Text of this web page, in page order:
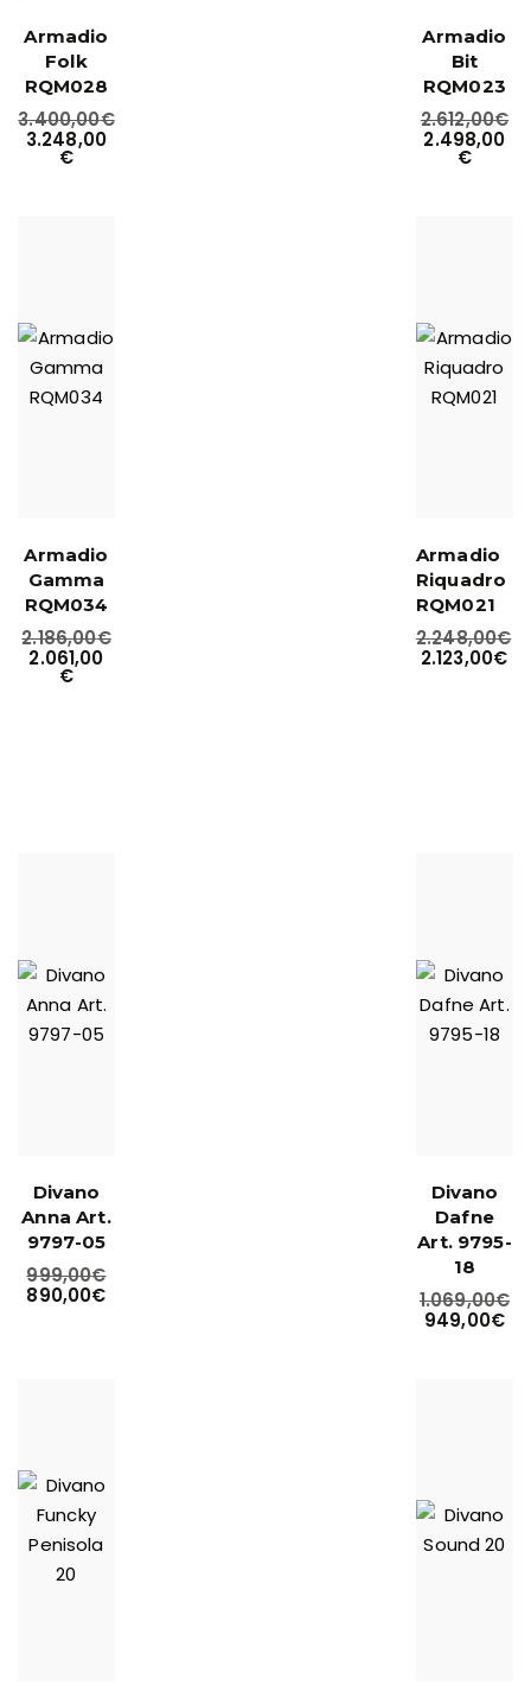
Armadio
Folk
RQM028
3.400,00€
3.248,00
€
Armadio
Bit
RQM023
2.612,00€
2.498,00
€
Armadio
Gamma
RQM034
2.186,00€
2.061,00
€
Armadio
Riquadro
RQM021
2.248,00€
2.123,00€
Divano
Anna Art.
9797-05
999,00€
890,00€
Divano
Dafne
Art. 9795-
18
1.069,00€
949,00€